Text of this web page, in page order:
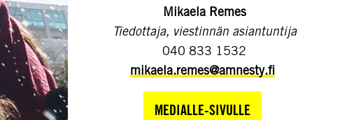
Mikaela Remes
Tiedottaja, viestinnän asiantuntija
040 833 1532
mikaela.remes@amnesty.fi
MEDIALLE-SIVULLE